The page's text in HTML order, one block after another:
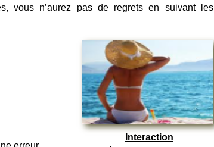
vous n’aurez pas de regrets en suivant les
Interaction